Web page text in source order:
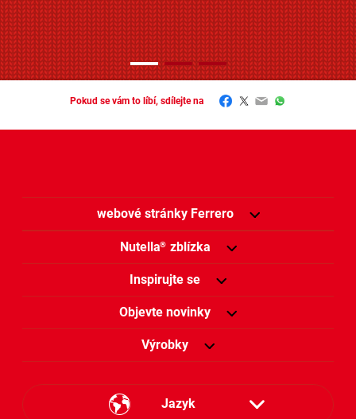
Pokud se vám to líbí, sdílejte na Facebook
Twitter
EmailWhatsApp
webové stránky Ferrero
Nutella® zblízka
Inspirujte se
Objevte novinky
Výrobky
Jazyk